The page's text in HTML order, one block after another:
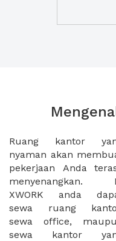
Ruang kantor
nyaman akan
pekerjaan Anda
menyenangkan.
XWORK anda
sewa ruang
sewa office,
sewa kantor
dapat
pengurusan
usaha baru
seperti surat
Tanda
Perusahaan, Surat
Usaha
dan atau akte